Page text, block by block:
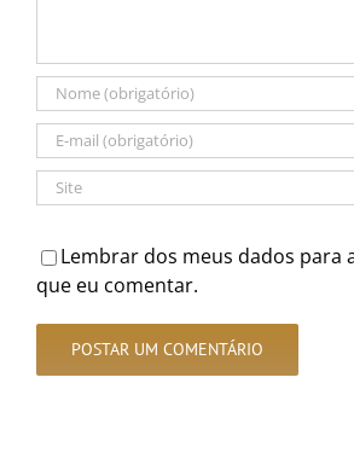
Lembrar dos meus dados para
que eu comentar.